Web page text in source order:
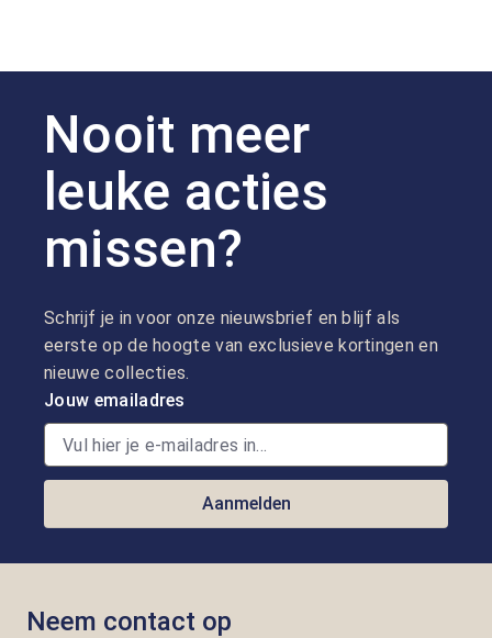
Nooit meer
leuke acties
missen?
Schrijf je in voor onze nieuwsbrief en blijf als
eerste op de hoogte van exclusieve kortingen en
nieuwe collecties.
Jouw emailadres
Aanmelden
Neem contact op